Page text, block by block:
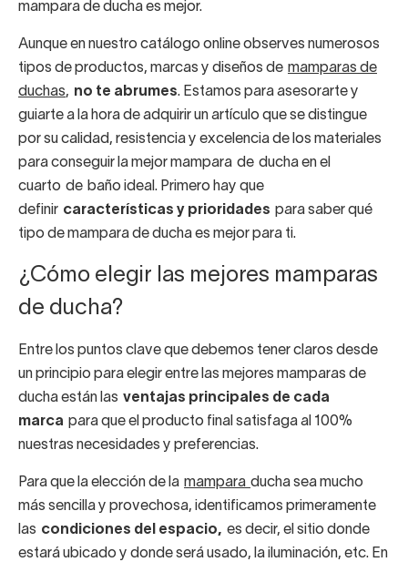
mampara de ducha es mejor.
Aunque en nuestro catálogo online observes numerosos
tipos de productos, marcas y diseños de mamparas de
duchas, no te abrumes. Estamos para asesorarte y
guiarte a la hora de adquirir un artículo que se distingue
por su calidad, resistencia y excelencia de los materiales
para conseguir la mejor mampara de ducha en el
cuarto de baño ideal. Primero hay que
definir características y prioridades para saber qué
tipo de mampara de ducha es mejor para ti.
¿Cómo elegir las mejores mamparas
de ducha?
Entre los puntos clave que debemos tener claros desde
un principio para elegir entre las mejores mamparas de
ducha están las ventajas principales de cada
marca para que el producto final satisfaga al 100%
nuestras necesidades y preferencias.
Para que la elección de la mampara ducha sea mucho
más sencilla y provechosa, identificamos primeramente
las condiciones del espacio, es decir, el sitio donde
estará ubicado y donde será usado, la iluminación, etc. En